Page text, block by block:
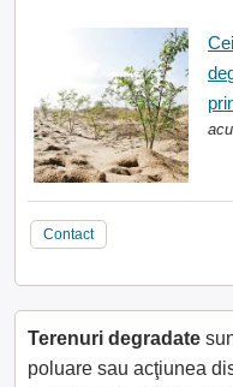
Contact
Terenuri degradate
poluare sau acţiunea